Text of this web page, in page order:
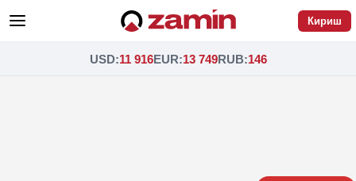
Кириш
USD:11 916EUR:13 749RUB:146